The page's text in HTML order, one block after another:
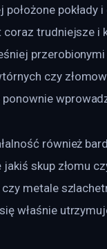
położone
coraz trudniejsze
czy
również
skup złomu
metale
właśnie